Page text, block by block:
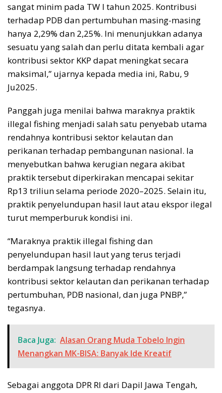
sangat minim pada TW I tahun 2025. Kontribusi
terhadap PDB dan pertumbuhan masing-masing
hanya 2,29% dan 2,25%. Ini menunjukkan adanya
sesuatu yang salah dan perlu ditata kembali agar
kontribusi sektor KKP dapat meningkat secara
maksimal,” ujarnya kepada media ini, Rabu, 9
Ju2025.
Panggah juga menilai bahwa maraknya praktik
illegal fishing menjadi salah satu penyebab utama
rendahnya kontribusi sektor kelautan dan
perikanan terhadap pembangunan nasional. Ia
menyebutkan bahwa kerugian negara akibat
praktik tersebut diperkirakan mencapai sekitar
Rp13 triliun selama periode 2020–2025. Selain itu,
praktik penyelundupan hasil laut atau ekspor ilegal
turut memperburuk kondisi ini.
“Maraknya praktik illegal fishing dan
penyelundupan hasil laut yang terus terjadi
berdampak langsung terhadap rendahnya
kontribusi sektor kelautan dan perikanan terhadap
pertumbuhan, PDB nasional, dan juga PNBP,”
tegasnya.
Baca Juga: Alasan Orang Muda Tobelo Ingin
Menangkan MK-BISA: Banyak Ide Kreatif
Sebagai anggota DPR RI dari Dapil Jawa Tengah,